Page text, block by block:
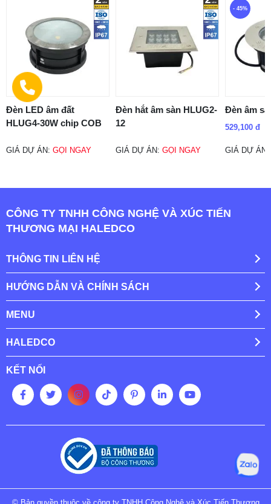
Đèn LED âm đất
HLUG4-30W chip COB
GIÁ DỰ ÁN: GỌI NGAY
Đèn hắt âm sàn HLUG2-
12
GIÁ DỰ ÁN:GỌI NGAY
- 45%
Đèn âm
529,100 đ
GIÁ DỰ
CÔNG TY TNHH CÔNG NGHỆ VÀ XÚC TIẾN
THƯƠNG MẠI HALEDCO
THÔNG TIN LIÊN HỆ
HƯỚNG DẪN VÀ CHÍNH SÁCH
MENU
HALEDCO
KẾT NỐI